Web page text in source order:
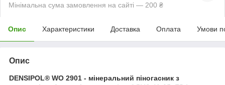
Мінімальна сума замовлення на сайті — 200 ₴
Опис Характеристики Доставка Оплата Умови
Опис
DENSIPOL® WO 2901 - мінеральний піногасник з